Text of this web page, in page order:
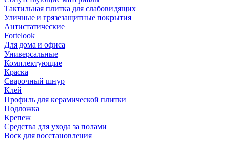
Тактильная плитка для слабовидящих
Уличные и грязезащитные покрытия
Антистатические
Fortelook
Для дома и офиса
Универсальные
Комплектующие
Краска
Сварочный шнур
Клей
Профиль для керамической плитки
Подложка
Крепеж
Средства для ухода за полами
Воск для восстановления